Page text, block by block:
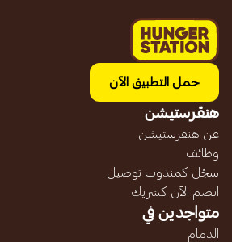
حمل التطبيق الآن
هنقرستيشن
عن هنقرستيشن
وظائف
سجّل كمندوب توصيل
انضم الآن كشريك
متواجدين في
الدمام